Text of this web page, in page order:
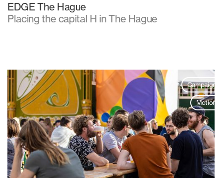
EDGE The Hague
Placing the capital H in The Hague
Campaign
Motion